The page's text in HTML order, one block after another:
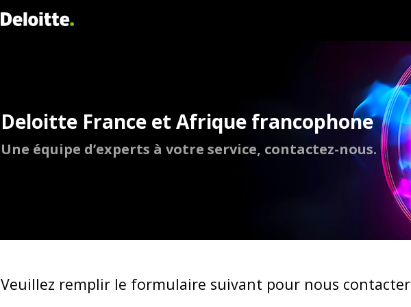
Deloitte France et Afrique francophone
Une équipe d’experts à votre service, contactez-nous.
Veuillez remplir le formulaire suivant pour nous